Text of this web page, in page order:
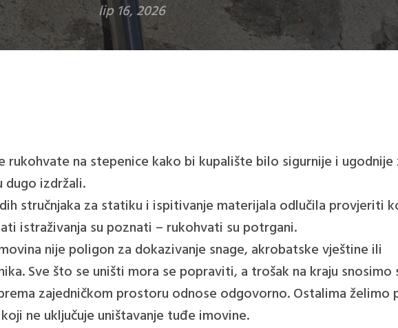
lip 16, 2026
rukohvate na stepenice kako bi kupalište bilo sigurnije i ugodnije
dugo izdržali.
stručnjaka za statiku i ispitivanje materijala odlučila provjeriti
istraživanja su poznati – rukohvati su potrgani.
nije poligon za dokazivanje snage, akrobatske vještine ili
Sve što se uništi mora se popraviti, a trošak na kraju snosimo
zajedničkom prostoru odnose odgovorno. Ostalima želimo
ne uključuje uništavanje tuđe imovine.